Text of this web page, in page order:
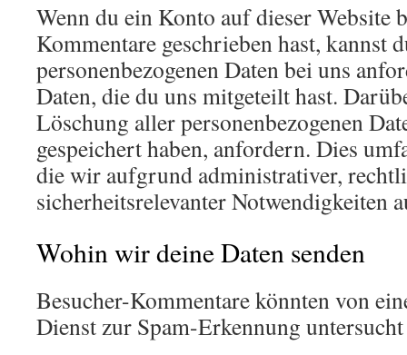
Wenn du ein Konto auf dieser Website
Kommentare geschrieben hast, kannst
personenbezogenen Daten bei uns
Daten, die du uns mitgeteilt hast.
Löschung aller personenbezogenen
gespeichert haben, anfordern. Dies
die wir aufgrund administrativer,
sicherheitsrelevanter Notwendigkeiten
Wohin wir deine Daten senden
Besucher-Kommentare könnten von
Dienst zur Spam-Erkennung